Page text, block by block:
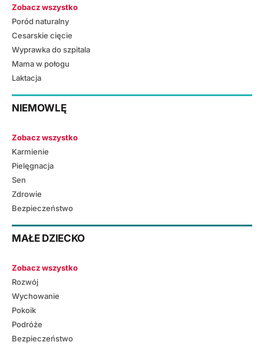
Zobacz wszystko
Poród naturalny
Cesarskie cięcie
Wyprawka do szpitala
Mama w połogu
Laktacja
NIEMOWLĘ
Zobacz wszystko
Karmienie
Pielęgnacja
Sen
Zdrowie
Bezpieczeństwo
MAŁE DZIECKO
Zobacz wszystko
Rozwój
Wychowanie
Pokoik
Podróże
Bezpieczeństwo